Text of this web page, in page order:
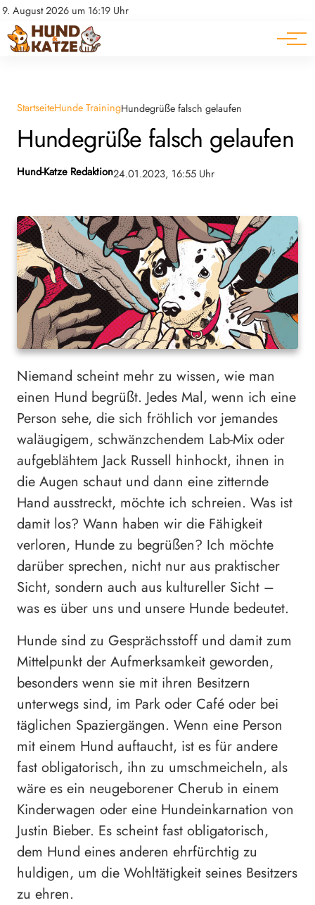
9. August 2026 um 16:19 Uhr
Datenschutz
Impressum
Pferde
Ratgeber
StartseiteHunde TrainingHundegrüße falsch gelaufen
Hundegrüße falsch gelaufen
Hund-Katze Redaktion24.01.2023, 16:55 Uhr
Niemand scheint mehr zu wissen, wie man
einen Hund begrüßt. Jedes Mal, wenn ich eine
Person sehe, die sich fröhlich vor jemandes
waläugigem, schwänzchendem Lab-Mix oder
aufgeblähtem Jack Russell hinhockt, ihnen in
die Augen schaut und dann eine zitternde
Hand ausstreckt, möchte ich schreien. Was ist
damit los? Wann haben wir die Fähigkeit
verloren, Hunde zu begrüßen? Ich möchte
darüber sprechen, nicht nur aus praktischer
Sicht, sondern auch aus kultureller Sicht –
was es über uns und unsere Hunde bedeutet.
Hunde sind zu Gesprächsstoff und damit zum
Mittelpunkt der Aufmerksamkeit geworden,
besonders wenn sie mit ihren Besitzern
unterwegs sind, im Park oder Café oder bei
täglichen Spaziergängen. Wenn eine Person
mit einem Hund auftaucht, ist es für andere
fast obligatorisch, ihn zu umschmeicheln, als
wäre es ein neugeborener Cherub in einem
Kinderwagen oder eine Hundeinkarnation von
Justin Bieber. Es scheint fast obligatorisch,
dem Hund eines anderen ehrfürchtig zu
huldigen, um die Wohltätigkeit seines Besitzers
zu ehren.